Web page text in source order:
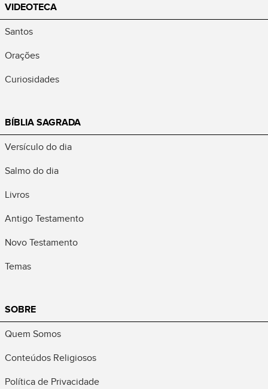
VIDEOTECA
Santos
Orações
Curiosidades
BÍBLIA SAGRADA
Versículo do dia
Salmo do dia
Livros
Antigo Testamento
Novo Testamento
Temas
SOBRE
Quem Somos
Conteúdos Religiosos
Política de Privacidade